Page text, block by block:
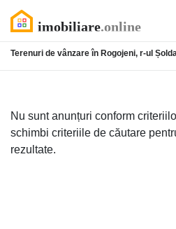
Terenuri de vânzare în Rogojeni, r-ul
Nu sunt anunțuri conform
schimbi criteriile de căutare
rezultate.